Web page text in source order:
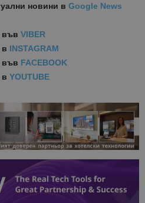
новини в Google News
във VIBER
INSTAGRAM
във FACEBOOK
YOUTUBE